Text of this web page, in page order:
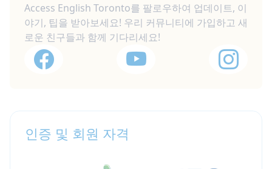
Access English Toronto를 팔로우하여 업데이트, 이
야기, 팁을 받아보세요! 우리 커뮤니티에 가입하고 새
로운 친구들과 함께 기다리세요!
인증 및 회원 자격